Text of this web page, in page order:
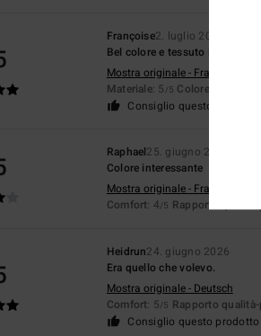
Françoise2. luglio 2026
Bel colore e tessuto in puro
Mostra originale - Français
Materiale: 5 /5 Colore
Consiglio questo prodotto
Raphael25. giugno 2026
Colore interessante
Mostra originale - Français
Comfort: 4/5 Rapporto qualità-
Heidrun24. giugno 2026
Era quello che volevo.
Mostra originale - Deutsch
Comfort: 5/5 Rapporto
Consiglio questo prodotto